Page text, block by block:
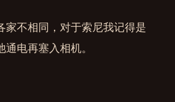
家不相同，对于索尼我记得是
电再塞入相机。